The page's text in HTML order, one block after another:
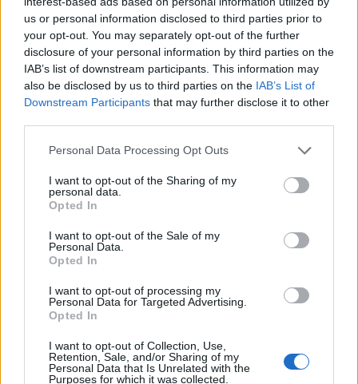
us or personal information disclosed to third parties prior to
your opt-out. You may separately opt-out of the further
disclosure of your personal information by third parties on the
IAB’s list of downstream participants. This information may
also be disclosed by us to third parties on the IAB’s List of
Downstream Participants that may further disclose it to other
Personal Data Processing Opt Outs
I want to opt-out of the Sharing of my
personal data.
Opted In
I want to opt-out of the Sale of my
Personal Data.
Opted In
I want to opt-out of processing my
Personal Data for Targeted Advertising.
Opted In
I want to opt-out of Collection, Use,
Retention, Sale, and/or Sharing of my
Personal Data that Is Unrelated with the
Purposes for which it was collected.
Ιωάννα Τούνη: Εντυπωσιακά γενέθλια στις
Μαλδίβες – Η έκπληξη που της ετοίμασαν οι φίλοι
της
Ελένη Ράντου: Το συγκινητικό μήνυμα για τον
Νίκο Καλογερόπουλο – «Καλό ταξίδι, Νικόλα»